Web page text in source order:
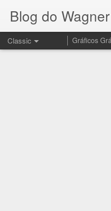
Blog do
Classic Gráficos